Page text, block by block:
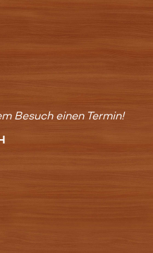
Besuch einen Termin!